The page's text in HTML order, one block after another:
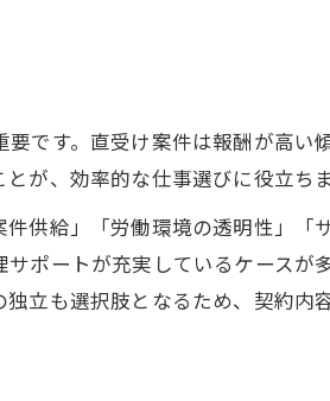
で自立を加速させる
自立と安定収入を両立
軽貨物配送の魅力
です。直受け案件は報酬が高い
が、効率的な仕事選びに役立ちま
供給」「労働環境の透明性」「
ポートが充実しているケースが
立も選択肢となるため、契約内